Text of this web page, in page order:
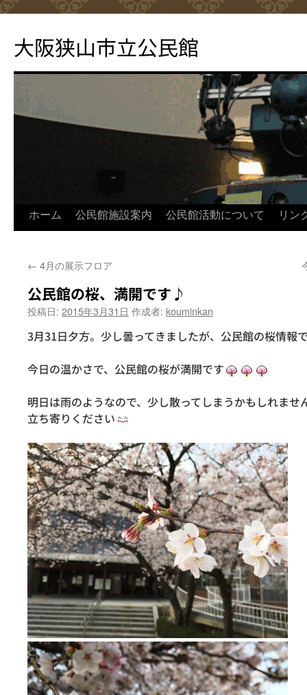
テ
ン
ッ
大阪狭山市立公民館
ホーム 公民館施設案内 公民館活動について リン
← 4月の展示フロア
公民館の桜、満開です♪
投稿日: 2015年3月31日 作成者: kouminkan
3月31日夕方。少し曇ってきましたが、公民館の桜情報
今日の温かさで、公民館の桜が満開です
明日は雨のようなので、少し散ってしまうかもしれま
立ち寄りください